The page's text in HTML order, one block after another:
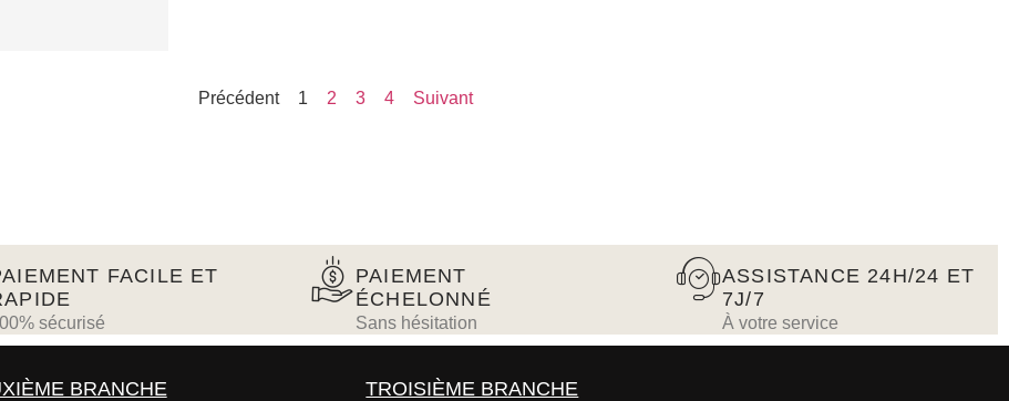
Précédent 1 2 3 4 Suivant
FACILE ET
sécurisé
PAIEMENT
ÉCHELONNÉ
Sans hésitation
ASSISTANCE 24H/24 ET
7J/7
À votre service
BRANCHE TROISIÈME BRANCHE